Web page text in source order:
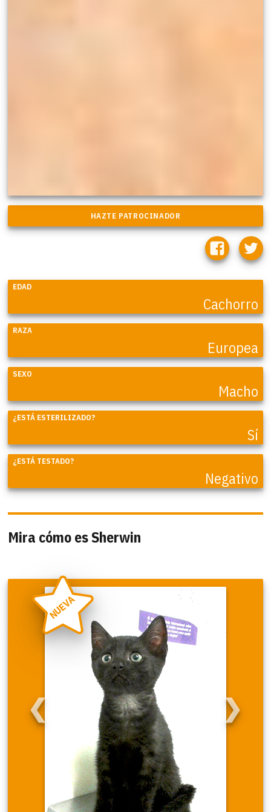
EDAD
Cachorro
RAZA
Europea
SEXO
Macho
¿ESTÁ ESTERILIZADO?
Sí
¿ESTÁ TESTADO?
Negativo
Mira cómo es Sherwin
❮ ❯
NUEVA